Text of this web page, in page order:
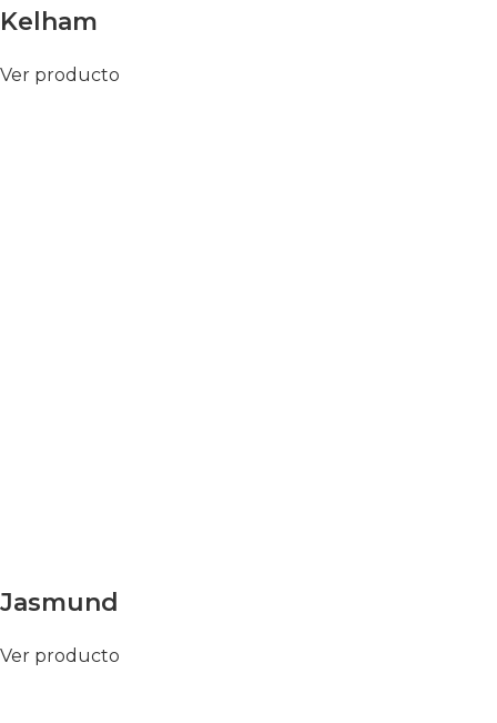
Kelham
Ver producto
Jasmund
Ver producto